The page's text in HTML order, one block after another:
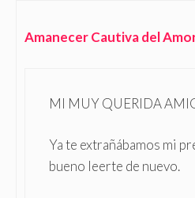
Amanecer Cautiva del
MI MUY QUERIDA
Ya te extrañábamos mi
bueno leerte de nuevo.